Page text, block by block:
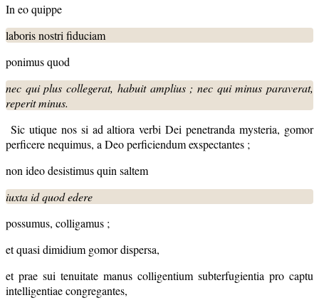
In eo quippe
laboris nostri fiduciam
ponimus quod
nec qui plus collegerat, habuit amplius ; nec qui minus paraverat,
reperit minus.
Sic utique nos si ad altiora verbi Dei penetranda mysteria, gomor
perficere nequimus, a Deo perficiendum exspectantes ;
non ideo desistimus quin saltem
iuxta id quod edere
possumus, colligamus ;
et quasi dimidium gomor dispersa,
et prae sui tenuitate manus colligentium subterfugientia pro captu
intelligentiae congregantes,